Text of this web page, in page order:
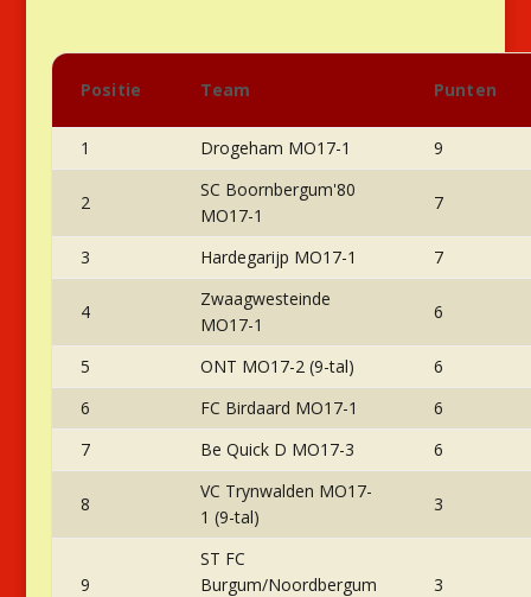
Positie Team Punten
1 Drogeham MO17-1 9
2
SC Boornbergum'80
MO17-1
7
3 Hardegarijp MO17-1 7
4
Zwaagwesteinde
MO17-1
6
5 ONT MO17-2 (9-tal)
6
6
FC Birdaard MO17-1
6
7
Be Quick D MO17-3 6
8
VC Trynwalden MO17-
1 (9-tal)
3
9
ST FC
Burgum/Noordbergum
3